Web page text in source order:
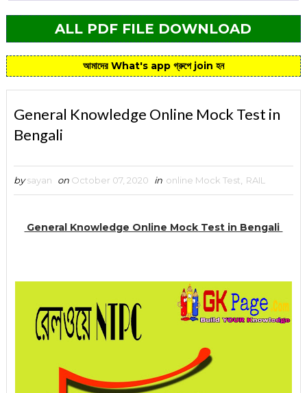
ALL PDF FILE DOWNLOAD
আমাদের What's app গ্রুপে join হন
General Knowledge Online Mock Test in
Bengali
by sayan on October 07, 2020 in online Mock Test RAIL
General Knowledge Online Mock Test in Bengali